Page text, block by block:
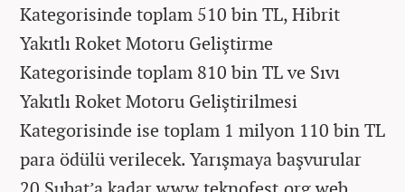
Kategorisinde toplam 510 bin TL, Hibrit
Yakıtlı Roket Motoru Geliştirme
Kategorisinde toplam 810 bin TL ve Sıvı
Yakıtlı Roket Motoru Geliştirilmesi
Kategorisinde ise toplam 1 milyon 110 bin TL
para ödülü verilecek. Yarışmaya başvurular